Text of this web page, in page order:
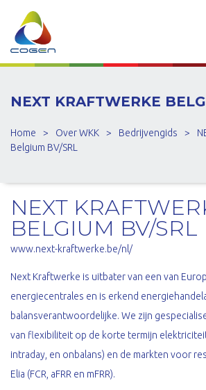
NEXT KRAFTWERKE
Home > Over WKK > Bedrijvengids >
Belgium BV/SRL
NEXT
BELGIUM BV/SRL
www.next-kraftwerke.be/nl/
Next Kraftwerke is uitbater van een van
energiecentrales en is erkend
balansverantwoordelijke. We zijn
van flexibiliteit op de korte termijn
intraday, en onbalans) en de markten voor
Elia (FCR, aFRR en mFRR).